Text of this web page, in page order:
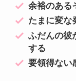
余裕のある
たまに変な
ふだんの彼
する
要領得ない